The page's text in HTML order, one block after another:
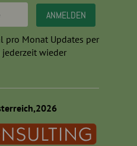
pro Monat Updates per
wieder